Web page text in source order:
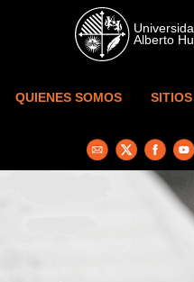
Skip to main content
QUIENES SOMOS